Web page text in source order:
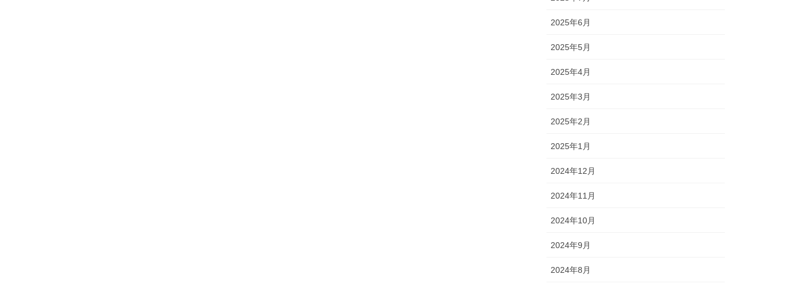
2025年6月
2025年5月
2025年4月
2025年3月
2025年2月
2025年1月
2024年12月
2024年11月
2024年10月
2024年9月
2024年8月